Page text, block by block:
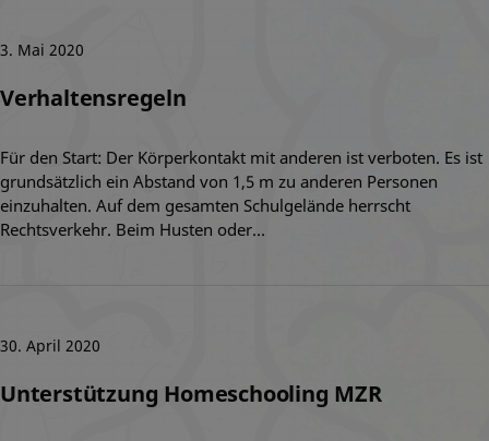
3. Mai 2020
Verhaltensregeln
Für den Start: Der Körperkontakt mit anderen ist verboten. Es ist
grundsätzlich ein Abstand von 1,5 m zu anderen Personen
einzuhalten. Auf dem gesamten Schulgelände herrscht
Rechtsverkehr. Beim Husten oder…
30. April 2020
Unterstützung Homeschooling MZR